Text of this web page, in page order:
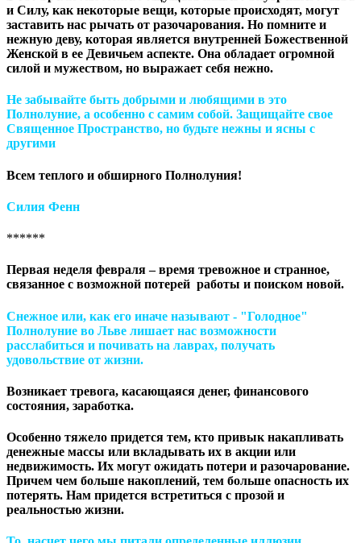
и Силу, как некоторые вещи, которые происходят, могут
заставить нас рычать от разочарования. Но помните и
нежную деву, которая является внутренней Божественной
Женской в ее Девичьем аспекте. Она обладает огромной
силой и мужеством, но выражает себя нежно.
Не забывайте быть добрыми и любящими в это
Полнолуние, а особенно с самим собой. Защищайте свое
Священное Пространство, но будьте нежны и ясны с
другими
Всем теплого и обширного Полнолуния!
Силия Фенн
******
Первая неделя февраля – время тревожное и странное,
связанное с возможной потерей работы и поиском новой.
Снежное или, как его иначе называют - "Голодное"
Полнолуние во Льве лишает нас возможности
расслабиться и почивать на лаврах, получать
удовольствие от жизни.
Возникает тревога, касающаяся денег, финансового
состояния, заработка.
Особенно тяжело придется тем, кто привык накапливать
денежные массы или вкладывать их в акции или
недвижимость. Их могут ожидать потери и разочарование.
Причем чем больше накоплений, тем больше опасность их
потерять. Нам придется встретиться с прозой и
реальностью жизни.